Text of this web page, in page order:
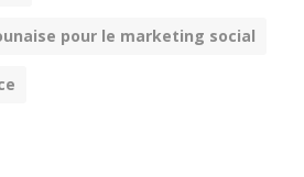
pour le marketing social